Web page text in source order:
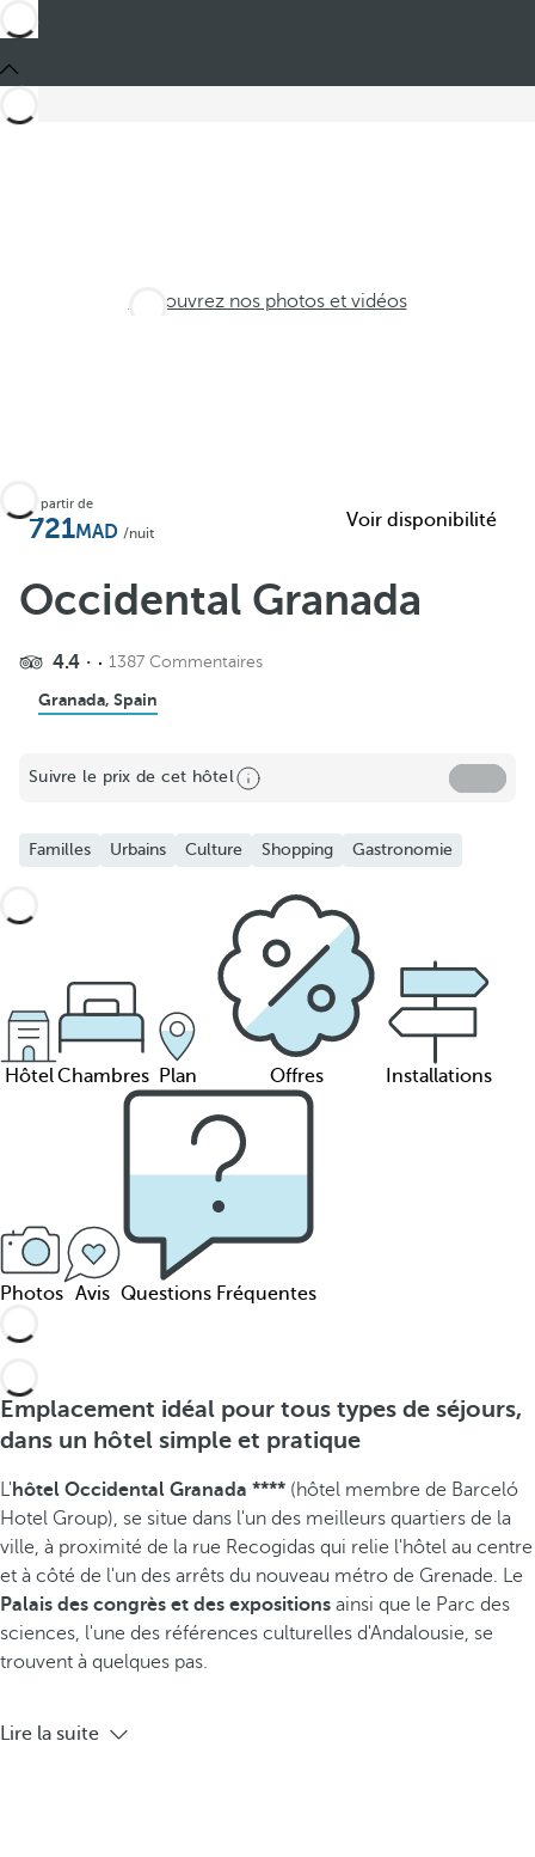
Découvrez nos photos et vidéos
À partir de
721 /nuit
Voir disponibilité
Occidental Granada
4.4 1387 Commentaires
Granada, Spain
Suivre le prix de cet hôtel
Familles Urbains Culture Shopping Gastronomie
HôtelChambres Plan Offres Installations
Photos Avis Questions Fréquentes
Emplacement idéal pour tous types de séjours,
dans un hôtel simple et pratique
L' hôtel Occidental Granada **** (hôtel membre de Barceló
Hotel Group), se situe dans l'un des meilleurs quartiers de la
ville, à proximité de la rue Recogidas qui relie l'hôtel au centre
et à côté de l'un des arrêts du nouveau métro de Grenade. Le
Palais des congrès et des expositions ainsi que le Parc des
sciences, l'une des références culturelles d'Andalousie, se
trouvent à quelques pas.
Lire la suite